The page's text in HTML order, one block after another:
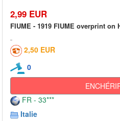
2,99 EUR
FIUME - 1919 FIUME overprint on
2,50 EUR
0
FR - 33***
Italie